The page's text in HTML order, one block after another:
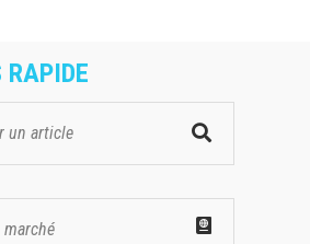
RAPIDE